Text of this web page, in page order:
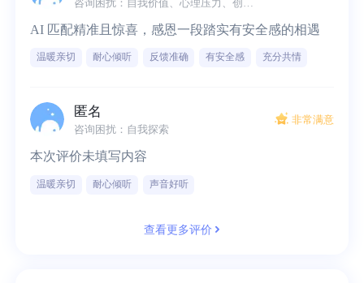
AI 匹配精准且惊喜，感恩一段踏实有安全感的相遇
温暖亲切 耐心倾听 反馈准确 有安全感 充分共情
匿名
咨询困扰：自我探索
非常满意
本次评价未填写内容
温暖亲切 耐心倾听 声音好听
查看更多评价